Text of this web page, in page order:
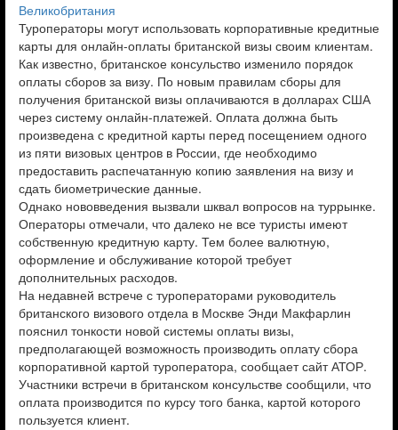
Великобритания
Туроператоры могут использовать корпоративные кредитные
карты для онлайн-оплаты британской визы своим клиентам.
Как известно, британское консульство изменило порядок
оплаты сборов за визу. По новым правилам сборы для
получения британской визы оплачиваются в долларах США
через систему онлайн-платежей. Оплата должна быть
произведена с кредитной карты перед посещением одного
из пяти визовых центров в России, где необходимо
предоставить распечатанную копию заявления на визу и
сдать биометрические данные.
Однако нововведения вызвали шквал вопросов на туррынке.
Операторы отмечали, что далеко не все туристы имеют
собственную кредитную карту. Тем более валютную,
оформление и обслуживание которой требует
дополнительных расходов.
На недавней встрече с туроператорами руководитель
британского визового отдела в Москве Энди Макфарлин
пояснил тонкости новой системы оплаты визы,
предполагающей возможность производить оплату сбора
корпоративной картой туроператора, сообщает сайт АТОР.
Участники встречи в британском консульстве сообщили, что
оплата производится по курсу того банка, картой которого
пользуется клиент.